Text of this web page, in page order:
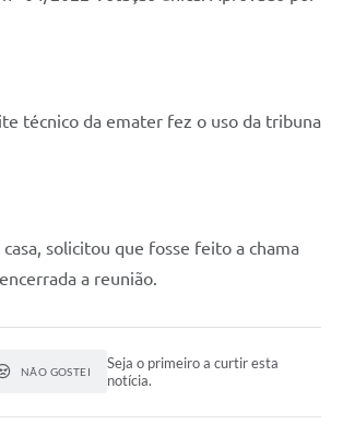
técnico da emater fez o uso da tribuna
solicitou que fosse feito a chama
a reunião.
NÃO GOSTEI
Seja o primeiro a curtir esta
notícia.